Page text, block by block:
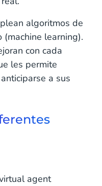
algoritmos de
(machine learning).
con cada
les permite
a sus
agent